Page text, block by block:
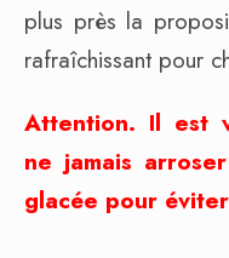
plus près la
rafraîchissant pour
Attention. Il est
ne jamais
glacée pour